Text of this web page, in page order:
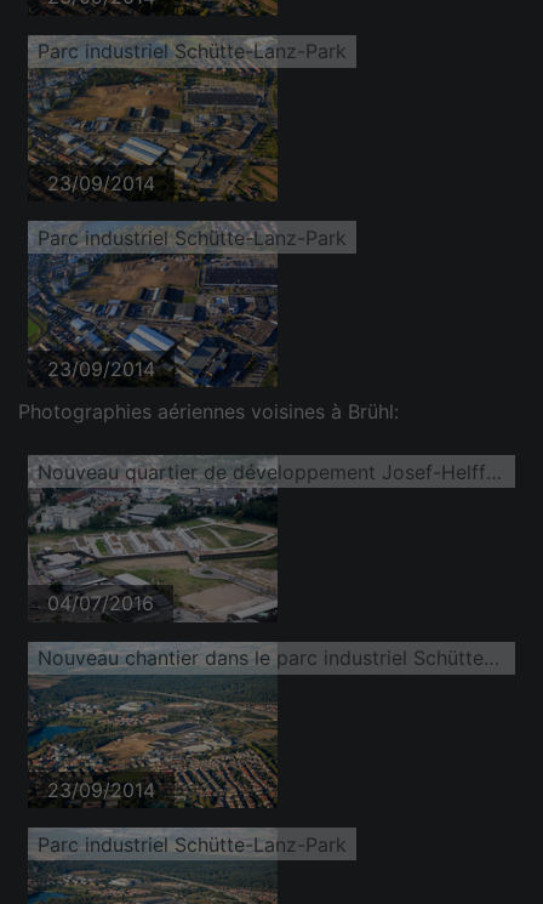
Parc industriel Schütte-Lanz-Park
23/09/2014
Parc industriel Schütte-Lanz-Park
23/09/2014
Photographies aériennes voisines à Brühl:
Nouveau quartier de développement Josef-Helffrich-Straße
04/07/2016
Nouveau chantier dans le parc industriel Schütte-Lanz-Park
23/09/2014
Parc industriel Schütte-Lanz-Park